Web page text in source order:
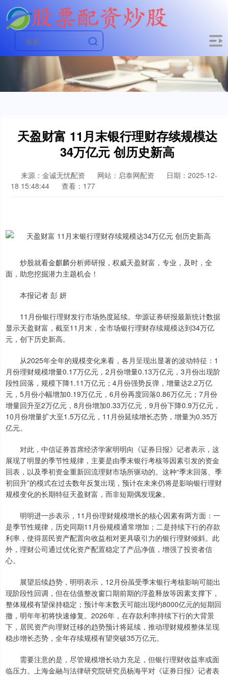
天盈财富 11月末银行理财存续规模达
34万亿元 创历史新高
来源：金诚无忧配资 网站：启泰网配资
日期：2025-12-
18 15:48:44
查看：177
炒股就看金麒麟分析师研报，权威天盈财富，专业，及时，全
面，助您挖掘潜力主题机会！
本报记者 彭 妍
11月份银行理财发行市场热度延续。华源证券研报最新统计数据
显示天盈财富，截至11月末，全市场银行理财存续规模达到34万亿
元，创下历史新高。
从2025年全年的规模变化来看，各月呈现出显著的波动特征：1
月份理财规模增量0.17万亿元，2月份增量0.13万亿元，3月份出现阶
段性回落，规模下降1.11万亿元；4月份强势反弹，增量达2.2万亿
元，5月份小幅增加0.19万亿元，6月份再度回落0.86万亿元；7月份
增量回升至2万亿元，8月份增加0.33万亿元，9月份下降0.9万亿元，
10月份增量扩大至1.5万亿元，11月份延续增长态势，增量为0.35万
亿元。
对此，中信证券首席经济学家明明向《证券日报》记者表示，这
展现了明显的季节性规律，主要是由季末银行考核等因素引发的资金
回表，以及季初资金重新回流理财市场所驱动的。这种“季末回落、季
初回升”的模式在过去数年反复出现，预计在未来仍将是影响银行理财
规模变化的长期特征天盈财富，而非短期偶发现象。
明明进一步表示，11月份理财规模增长的核心因素有两方面：一
是季节性规律，历史同期11月份规模通常增加；二是持续下行的存款
利率，使得居民资产配置向收益相对更具吸引力的银行理财倾斜。此
外，理财公司通过优化资产配置稳定了产品净值，增强了投资者信
心。
展望后续趋势，明明表示，12月份虽受季末银行考核影响可能出
现阶段性回调，但在估值整改窗口期前期的浮盈释放等因素支撑下，
整体规模有望保持稳定；预计年末数天可能出现约8000亿元的短期回
撤，明年年初将快速修复。2026年，在存款利率持续下行的大背景
下，居民资产向理财迁移的趋势预计将延续，推动理财规模整体呈现
稳步增长态势，全年存续规模有望突破35万亿元。
需要注意的是，尽管规模增长动力充足，但银行理财收益率或面
临压力。上海金融与法律研究院研究员杨海平对《证券日报》记者表